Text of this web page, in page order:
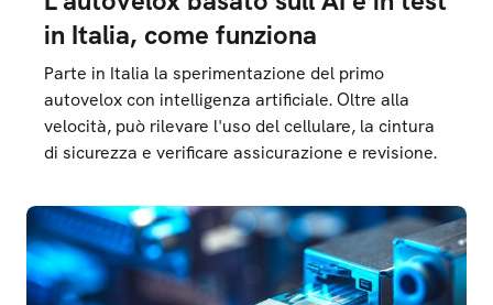
in Italia, come funziona
Parte in Italia la sperimentazione del primo
autovelox con intelligenza artificiale. Oltre alla
velocità, può rilevare l'uso del cellulare, la cintura
di sicurezza e verificare assicurazione e revisione.